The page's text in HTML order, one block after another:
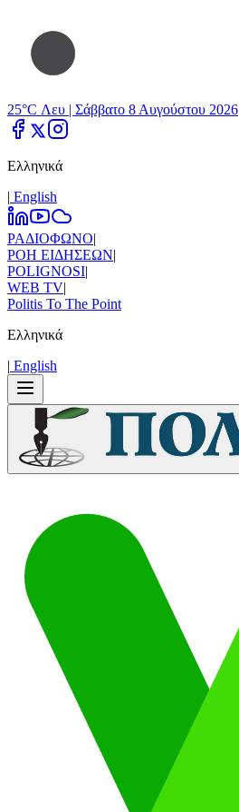
25°C Λευ | Σάββατο 8 Αυγούστου 2026
Ελληνικά
| Εnglish
ΡΑΔΙΟΦΩΝΟ|
ΡΟΗ ΕΙΔΗΣΕΩΝ|
POLIGNOSI|
WEB TV|
Politis To The Point
Ελληνικά
| Εnglish